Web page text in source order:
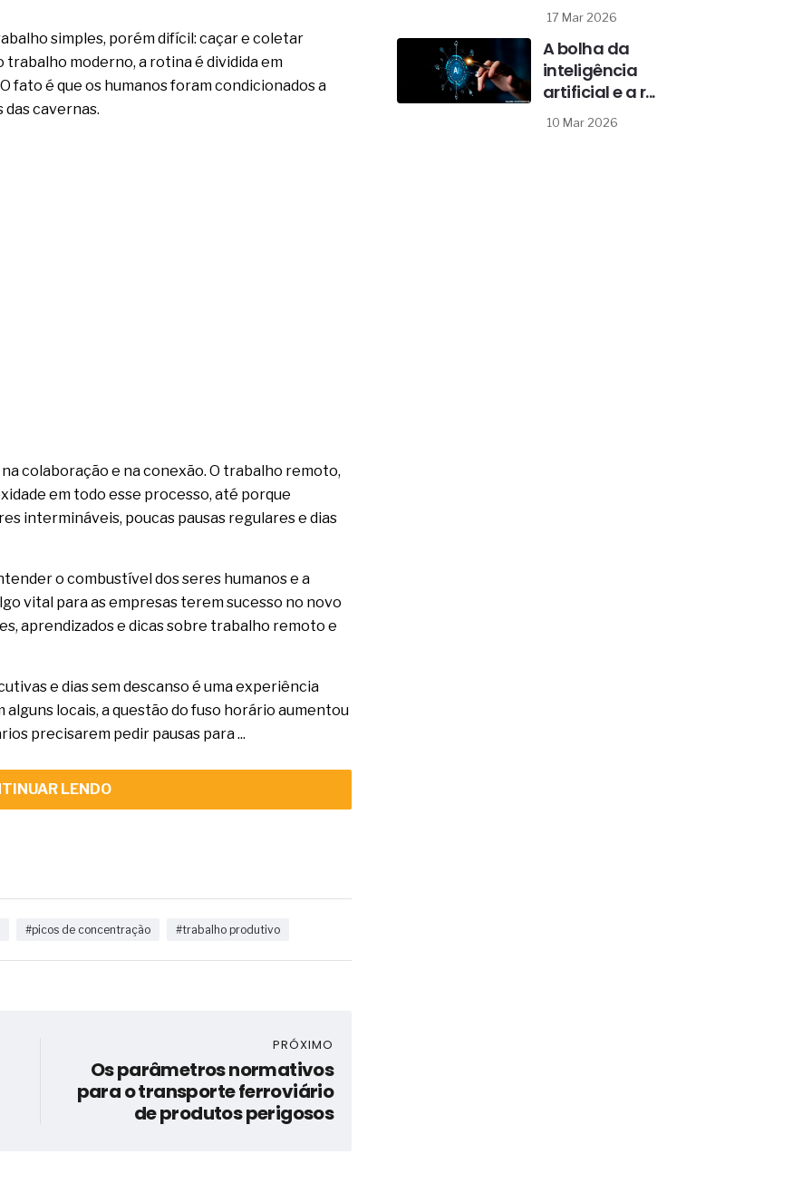
simples, porém difícil: caçar e coletar
moderno, a rotina é dividida em
fato é que os humanos foram condicionados a
cavernas.
colaboração e na conexão. O trabalho remoto,
em todo esse processo, até porque
intermináveis, poucas pausas regulares e dias
o combustível dos seres humanos e a
vital para as empresas terem sucesso no novo
aprendizados e dicas sobre trabalho remoto e
e dias sem descanso é uma experiência
locais, a questão do fuso horário aumentou
precisarem pedir pausas para ...
LENDO
#picos de concentração #trabalho produtivo
PRÓXIMO
Os parâmetros normativos
para o transporte ferroviário
de produtos perigosos
17 Mar 2026
A bolha da
inteligência
artificial e a r...
10 Mar 2026